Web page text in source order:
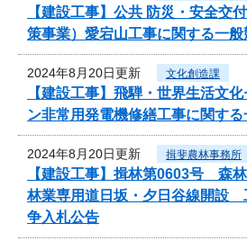
【建設工事】公共 防災・安全交
策事業）愛宕山工事に関する一
2024年8月20日更新 文化創造課
【建設工事】飛騨・世界生活文
ン非常用発電機修繕工事に関す
2024年8月20日更新 揖斐農林事務所
【建設工事】揖林第0603号 森
林業専用道日坂・夕日谷線開設
争入札公告